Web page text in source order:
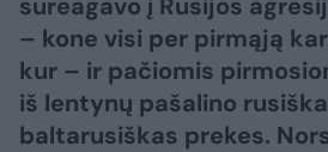
– kone visi per pirmąją
kur – ir pačiomis
iš lentynų pašalino
baltarusiškas prekes.